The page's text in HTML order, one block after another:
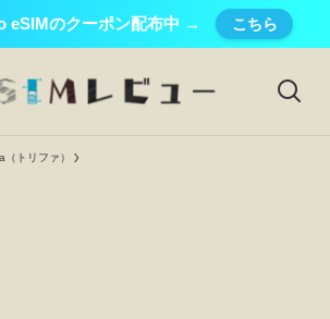
eSIMのクーポン配布中 → こちら
（トリファ）